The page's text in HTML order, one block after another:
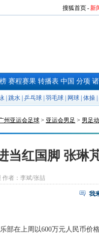
搜狐首页-新
赛程赛果 转播表 中国 分项
跳水 乒乓球 羽毛球 网球 体操
州亚运会足球 > 亚运会男足 > 男足
当红国脚 张琳
作者：李斌/张喆
我
在上周以600万元人民币价格